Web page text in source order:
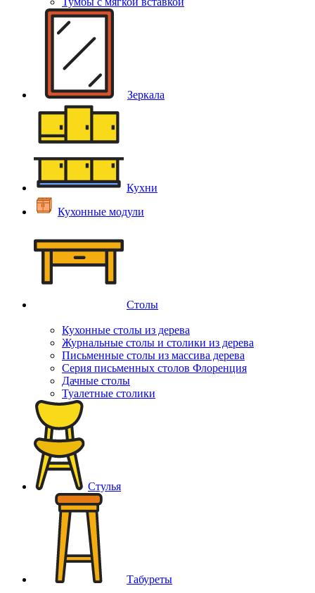
Зеркала
Кухни
Кухонные модули
Столы
Кухонные столы из дерева
Журнальные столы и столики из дерева
Письменные столы из массива дерева
Серия письменных столов Флоренция
Дачные столы
Туалетные столики
Стулья
Табуреты